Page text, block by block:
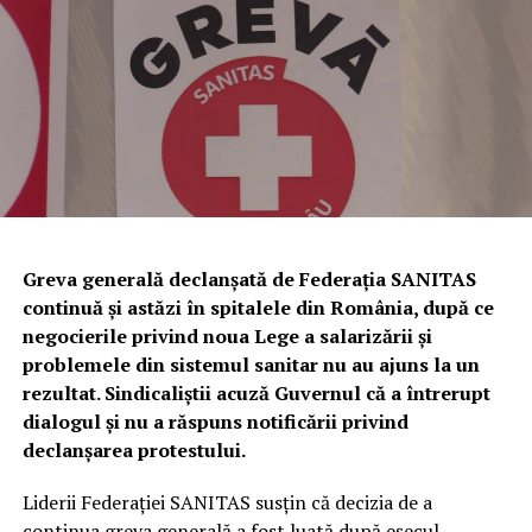
PHARM, TERAPIA – O COMPANIE SUN PHARMA, TIS
PHARMACEUTICAL, VIM SPECTRUM, ZENTIVA.
conform prevederilor Legii nr. 171/2010 privind
stabilirea și sancționarea contravențiilor silvice.
Totodată, a fost dispusă măsura complementară a
confiscării unei cantități de
338 de kilograme de trufe
evaluate la
81.120 de lei
Urmează verificări privind utilizarea
câinilor pentru identificarea
trufelor
Polițiștii au anunțat că, în perioada următoare,
specialiștii din cadrul Biroului pentru Protecția
Animalelor vor efectua controale privind respectarea
legislației referitoare la deținerea și utilizarea câinilor de
urmă folosiți la identificarea trufelor.
Greva generală declanșată de Federația SANITAS
continuă și astăzi în spitalele din România, după ce
negocierile privind noua Lege a salarizării și
problemele din sistemul sanitar nu au ajuns la un
rezultat. Sindicaliștii acuză Guvernul că a întrerupt
dialogul și nu a răspuns notificării privind
declanșarea protestului.
Liderii Federației SANITAS susțin că decizia de a